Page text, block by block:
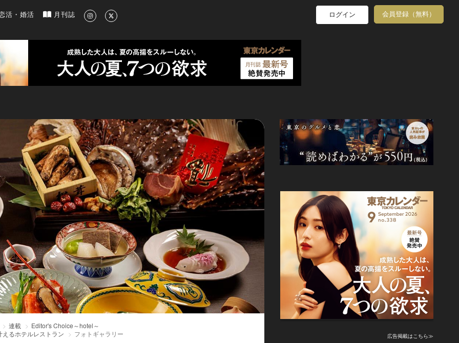
ルメ、洗練されたライフスタイル情報
活・婚活 月刊誌 ログイン 会員登録（無料）
連載
Editor's Choice～hotel～
るホテルレストラン
フォトギャラリー 広告掲載はこちら≫